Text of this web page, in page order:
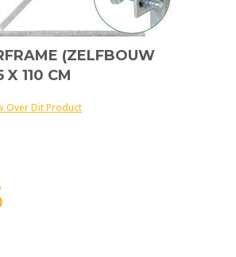
(ZELFBOUW
X 110 CM
Over Dit Product